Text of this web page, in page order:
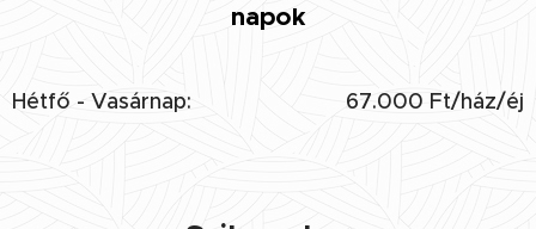
napok
Hétfő - Vasárnap: 67.000 Ft/ház/éj